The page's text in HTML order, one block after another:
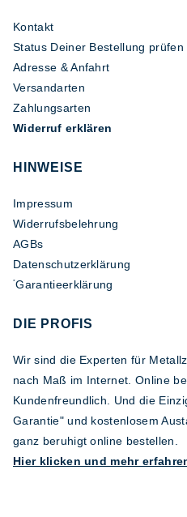
Kontakt
Status Deiner Bestellung prüfen
Adresse & Anfahrt
Versandarten
Zahlungsarten
Widerruf erklären
HINWEISE
Impressum
Widerrufsbelehrung
AGBs
Datenschutzerklärung
*Garantieerklärung
DIE PROFIS
Wir sind die Experten für
nach Maß im Internet. Online
Kundenfreundlich. Und die
Garantie" und kostenlosem
ganz beruhigt online bestellen.
Hier klicken und mehr